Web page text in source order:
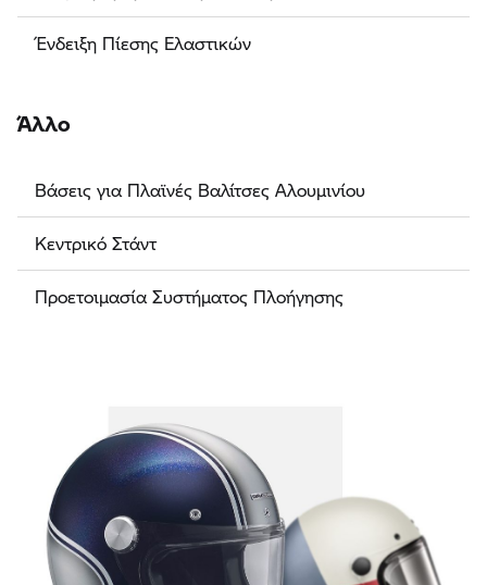
Ένδειξη Πίεσης Ελαστικών
Άλλο
Βάσεις για Πλαϊνές Βαλίτσες Αλουμινίου
Κεντρικό Στάντ
Προετοιμασία Συστήματος Πλοήγησης